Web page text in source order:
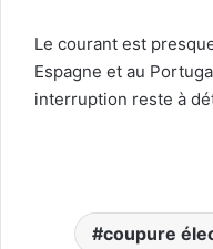
Le courant est
Espagne et au
interruption reste à
coupure